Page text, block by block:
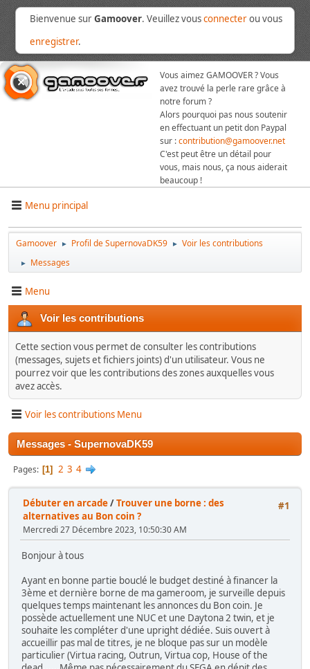
Bienvenue surGamoover. Veuillez vousconnecterou vous
enregistrer.
Vous aimez GAMOOVER ? Vous
avez trouvé la perle rare grâce à
notre forum ?
Alors pourquoi pas nous soutenir
en effectuant un petit don Paypal
sur :contribution@gamoover.net
C'est peut être un détail pour
vous, mais nous, ça nous aiderait
beaucoup !
Menu principal
Gamoover ► Profil de SupernovaDK59 ► Voir les contributions
► Messages
Menu
Voir les contributions
Cette section vous permet de consulter les contributions
(messages, sujets et fichiers joints) d'un utilisateur. Vous ne
pourrez voir que les contributions des zones auxquelles vous
avez accès.
Voir les contributions Menu
Messages - SupernovaDK59
Pages 1 2 3 4
#1
Débuter en arcade/Trouver une borne : des
alternatives au Bon coin ?
Mercredi 27 Décembre 2023, 10:50:30 AM
Bonjour à tous
Ayant en bonne partie bouclé le budget destiné à financer la
3ème et dernière borne de ma gameroom, je surveille depuis
quelques temps maintenant les annonces du Bon coin. Je
possède actuellement une NUC et une Daytona 2 twin, et je
souhaite les compléter d'une upright dédiée. Suis ouvert à
accueillir pas mal de titres, je ne bloque pas sur un modèle
particulier (Virtua racing, Outrun, Virtua cop, House of the